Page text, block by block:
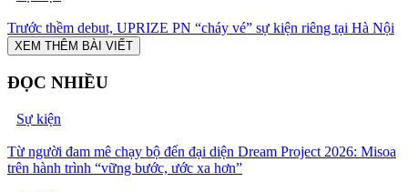
Trước thềm debut, UPRIZE PN “cháy vé” sự kiện riêng tại Hà Nội
XEM THÊM BÀI VIẾT
ĐỌC NHIỀU
Sự kiện
Từ người đam mê chạy bộ đến đại diện Dream Project 2026: Misoa
trên hành trình “vững bước, ước xa hơn”